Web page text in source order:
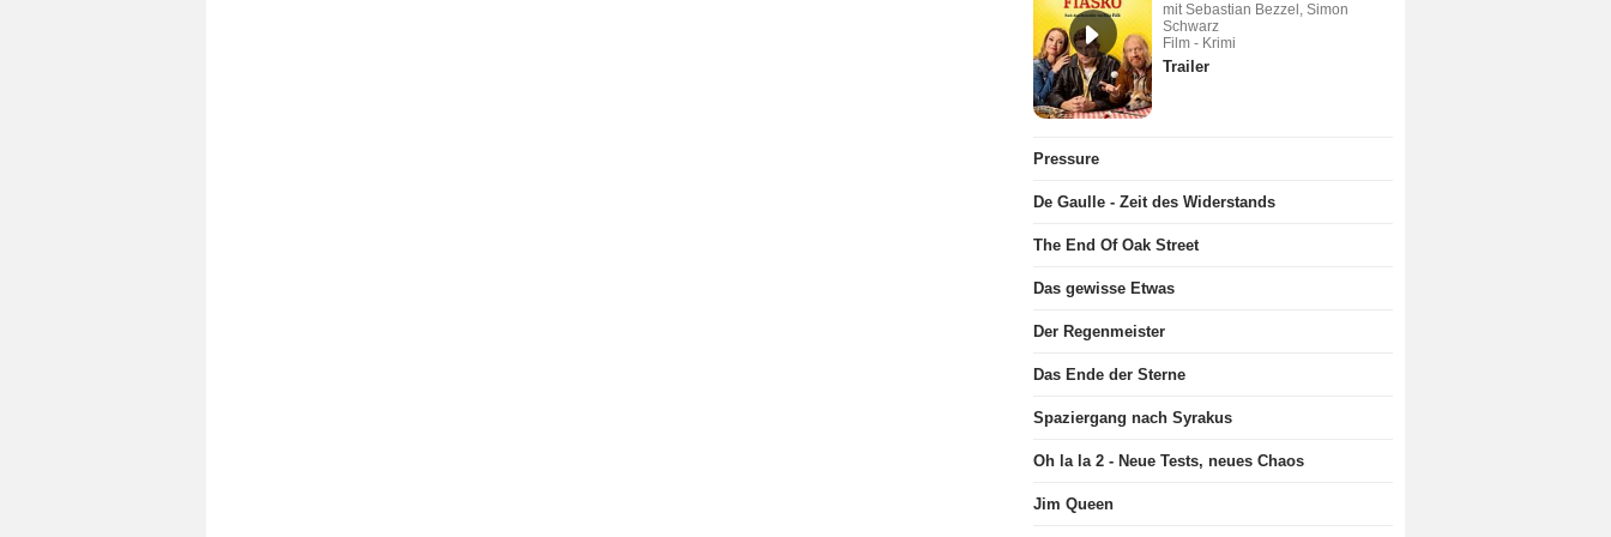
mit Sebastian Bezzel, Simon
Schwarz
Film - Krimi
Trailer
Pressure
De Gaulle - Zeit des Widerstands
The End Of Oak Street
Das gewisse Etwas
Der Regenmeister
Das Ende der Sterne
Spaziergang nach Syrakus
Oh la la 2 - Neue Tests, neues Chaos
Jim Queen